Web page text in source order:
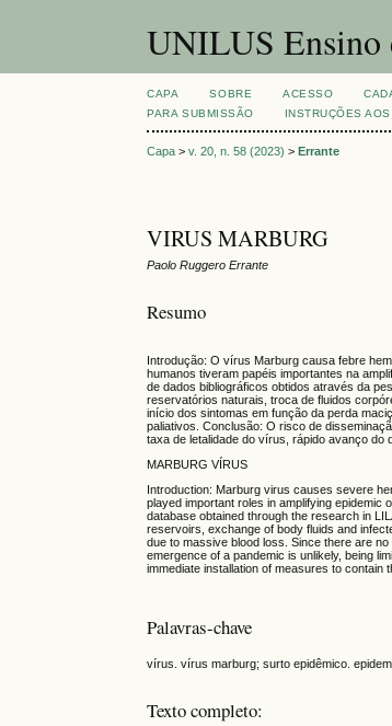
UNILUS Ensino
CAPA SOBRE ACESSO
PARA SUBMISSÃO
INSTRUÇÕES
Capa >v. 20, n. 58 (2023) >Errante
VIRUS MARBURG
Paolo Ruggero Errante
Resumo
Introdução: O vírus Marburg causa febre
humanos tiveram papéis importantes na
de dados bibliográficos obtidos através da
reservatórios naturais, troca de fluidos
início dos sintomas em função da perda
paliativos. Conclusão: O risco de
taxa de letalidade do vírus, rápido avanço do
MARBURG VÍRUS
Introduction: Marburg virus causes severe
played important roles in amplifying
database obtained through the research in
reservoirs, exchange of body fluids and
due to massive blood loss. Since there are
emergence of a pandemic is unlikely, being
immediate installation of measures to contain
Palavras-chave
vírus. vírus marburg; surto epidêmico.
Texto completo: